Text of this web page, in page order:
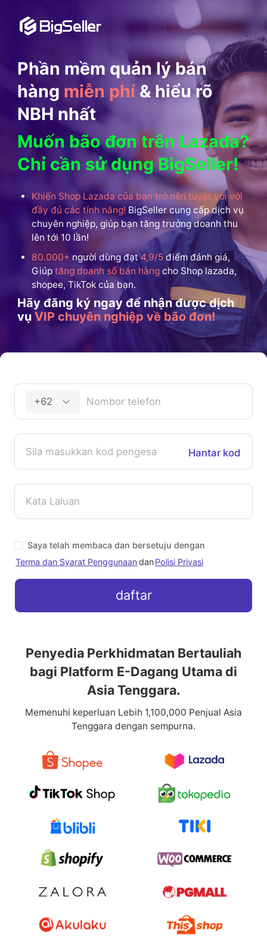
Phần mềm quản lý bán
hàng miễn phí& hiểu rõ
NBH nhất
Muốn bão đơn trên Lazada?
Chỉ cần sử dụng BigSeller!
Khiến Shop Lazada của bạn trở nên tuyệt vời với
đầy đủ các tính năng! BigSeller cung cấp dịch vụ
chuyên nghiệp, giúp bạn tăng trưởng doanh thu
lên tới 10 lần!
80.000+ người dùng đạt4,9/5điểm đánh giá,
Giúp tăng doanh số bán hàngcho Shop lazada,
shopee, TikTok của bạn.
Hãy đăng ký ngay để nhận được dịch
vụ VIP chuyên nghiệp về bão đơn!
+62
Hantar kod
Saya telah membaca dan bersetuju dengan
Terma dan Syarat PenggunaandanPolisi Privasi
daftar
Penyedia Perkhidmatan Bertauliah
bagi Platform E-Dagang Utama di
Asia Tenggara.
Memenuhi keperluan Lebih 1,100,000 Penjual Asia
Tenggara dengan sempurna.